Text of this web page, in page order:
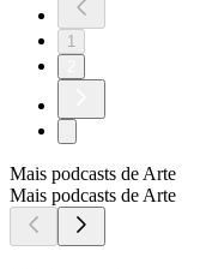
1
Mais podcasts de Arte
Mais podcasts de Arte